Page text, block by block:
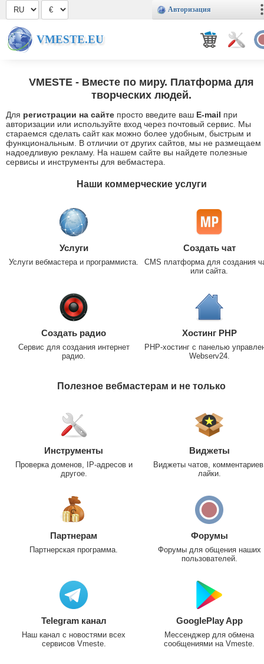
Авторизация
VMESTE.EU
VMESTE - Вместе по миру. Платформа для
творческих людей.
Для регистрации на сайте просто введите ваш E-mail при
авторизации или используйте вход через почтовый сервис. Мы
стараемся сделать сайт как можно более удобным, быстрым и
функциональным. В отличии от других сайтов, мы не размещаем
надоедливую рекламу. На нашем сайте вы найдете полезные
сервисы и инструменты для вебмастера.
Наши коммерческие услуги
Услуги
Услуги вебмастера и программиста.
Создать чат
CMS платформа для создания
или сайта.
Создать радио
Сервис для создания интернет
радио.
Хостинг PHP
PHP-хостинг с панелью
Webserv24.
Полезное вебмастерам и не только
Инструменты
Проверка доменов, IP-адресов и
другое.
Виджеты
Виджеты чатов,
лайки.
Партнерам
Партнерская программа.
Форумы
Форумы для общения наших
пользователей.
Telegram канал
Наш канал с новостями всех
сервисов Vmeste.
GooglePlay App
Мессенджер для обмена
сообщениями на Vmeste.